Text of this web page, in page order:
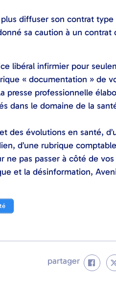
diffuser son contrat type
sa caution à un contrat
libéral infirmier pour
« documentation » de
presse professionnelle
dans le domaine de la
des évolutions en santé,
d’une rubrique
ne pas passer à côté de vos
et la désinformation,
partager